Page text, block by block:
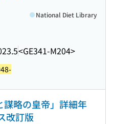
<GE341-M204>
National Diet Library
謀略の皇帝」詳細年
改訂版